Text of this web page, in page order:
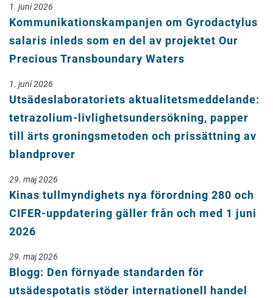
1. juni 2026
Kommunikationskampanjen om Gyrodactylus
salaris inleds som en del av projektet Our
Precious Transboundary Waters
1. juni 2026
Utsädeslaboratoriets aktualitetsmeddelande:
tetrazolium-livlighetsundersökning, papper
till ärts groningsmetoden och prissättning av
blandprover
29. maj 2026
Kinas tullmyndighets nya förordning 280 och
CIFER-uppdatering gäller från och med 1 juni
2026
29. maj 2026
Blogg: Den förnyade standarden för
utsädespotatis stöder internationell handel